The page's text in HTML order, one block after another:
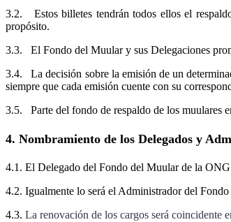
3.2. Estos billetes tendrán todos ellos el
propósito.
3.3. El Fondo del Muular y sus Delegaciones
3.4. La decisión sobre la emisión de un
siempre que cada emisión cuente con su
3.5. Parte del fondo de respaldo de los muulares
4. Nombramiento de los Delegados y
4.1. El Delegado del Fondo del Muular de la
4.2. Igualmente lo será el Administrador del
4.3. La renovación de los cargos será coincidente